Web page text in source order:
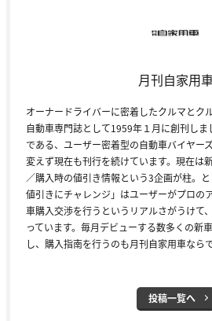
月刊自家用
オーナードライバーに密着したクルマとク
自動車専門誌として1959年１月に創刊し
である、ユーザー密着型の自動車バイヤー
変えず現在も刊行を続けています。現在は
／購入時の値引き情報という3企画が柱。
値引きにチャレンジ」はユーザーがプロの
車購入交渉を行うというリアルさがうけて
っています。毎月デビューする数多くの新
し、購入指南を行うのも月刊自家用車ならで
投稿一覧へ